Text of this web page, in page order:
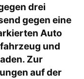
drei
gegen eine
Auto
und
Zur
auf der